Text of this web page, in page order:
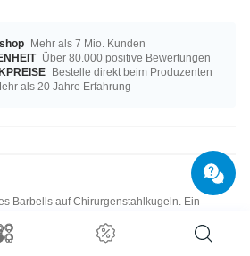
Mehr als 7 Mio. Kunden
Über 80.000 positive Bewertungen
Bestelle direkt beim Produzenten
als 20 Jahre Erfahrung
Barbells auf Chirurgenstahlkugeln. Ein